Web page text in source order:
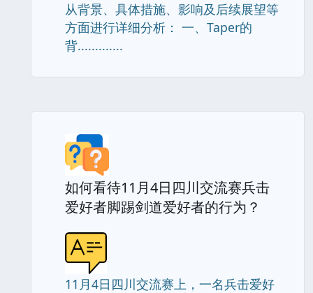
从背景、具体措施、影响及后续展望等
方面进行详细分析： 一、Taper的
背.............
如何看待11月4日四川交流赛兵击
爱好者脚踢剑道爱好者的行为？
11月4日四川交流赛上，一名兵击爱好